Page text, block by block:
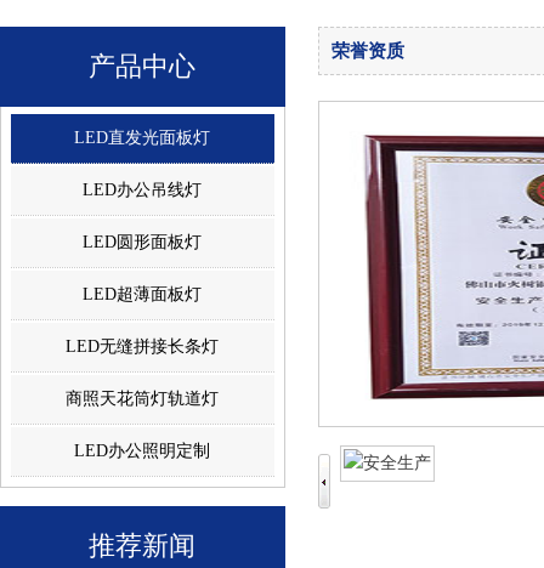
产品中心
LED直发光面板灯
LED办公吊线灯
LED圆形面板灯
LED超薄面板灯
LED无缝拼接长条灯
商照天花筒灯轨道灯
LED办公照明定制
推荐新闻
荣誉资质